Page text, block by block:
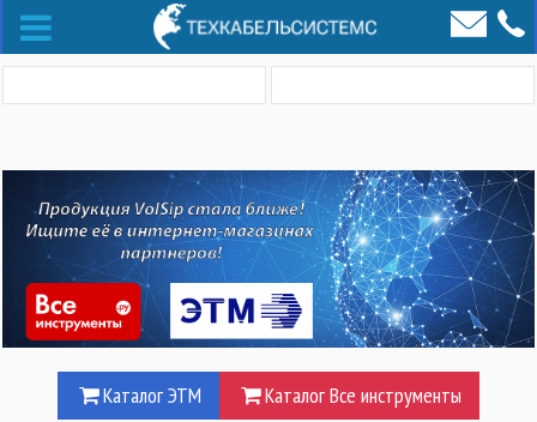
Каталог ЭТМ Каталог Все инструменты